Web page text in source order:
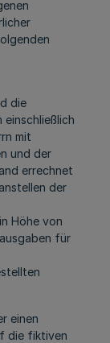
die
mit
und der
errechnet
der
Höhe von
für
einen
die fiktiven